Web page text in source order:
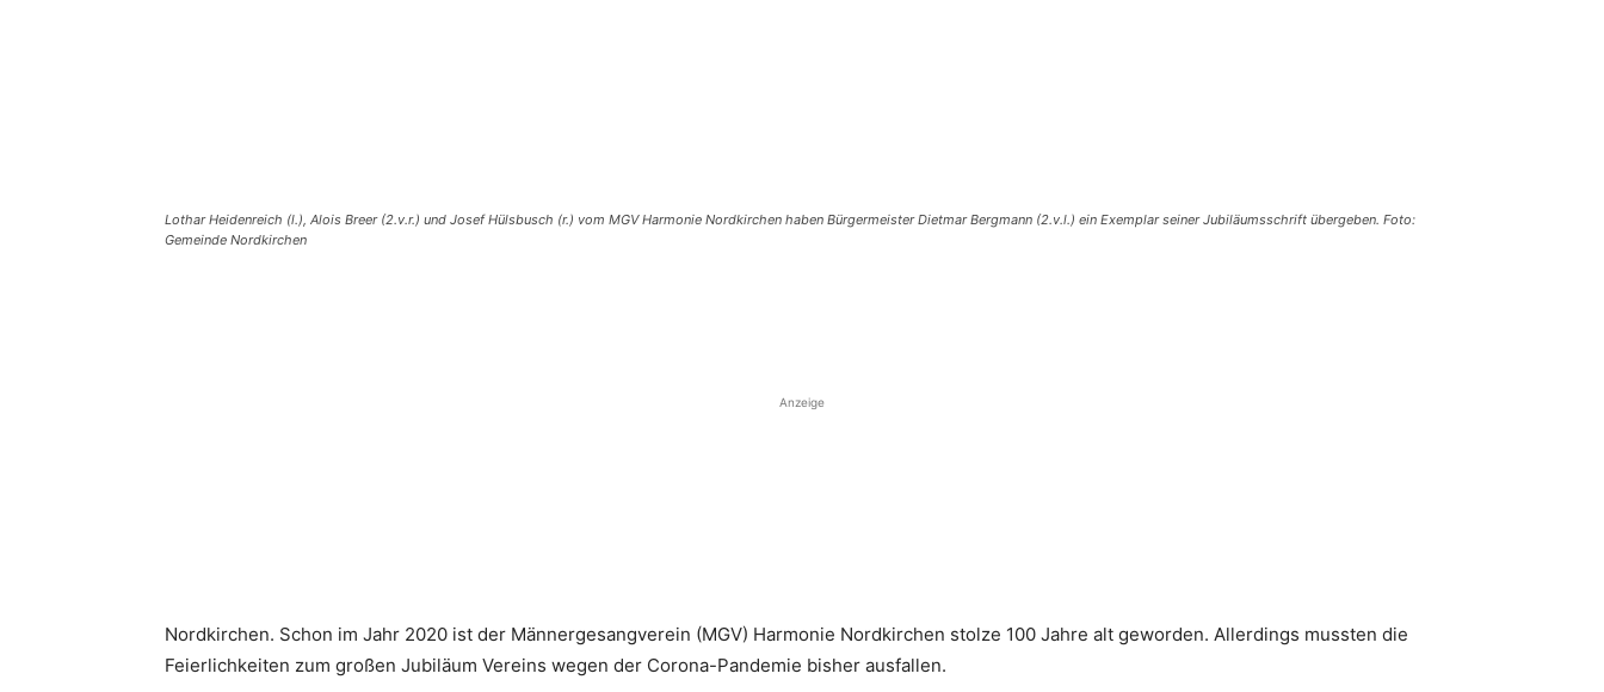
Lothar Heidenreich (l.), Alois Breer (2.v.r.) und Josef Hülsbusch (r.) vom MGV Harmonie Nordkirchen haben Bürgermeister Dietmar Bergmann (2.v.l.) ein Exemplar seiner Jubiläumsschrift übergeben. Foto:
Gemeinde Nordkirchen
Anzeige
Nordkirchen. Schon im Jahr 2020 ist der Männergesangverein (MGV) Harmonie Nordkirchen stolze 100 Jahre alt geworden. Allerdings mussten die
Feierlichkeiten zum großen Jubiläum Vereins wegen der Corona-Pandemie bisher ausfallen.